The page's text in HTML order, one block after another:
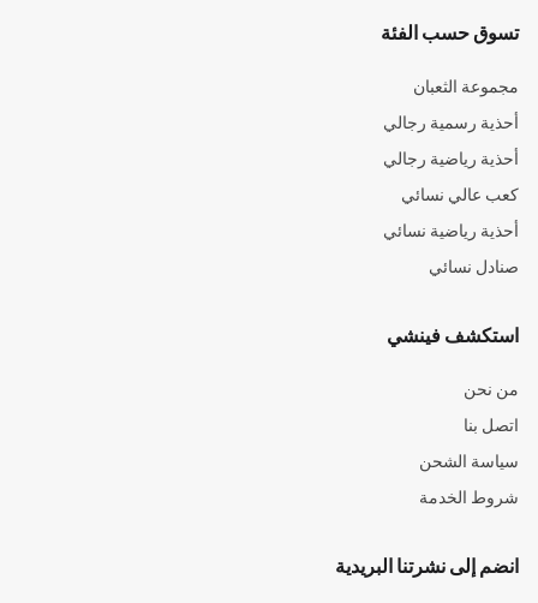
تسوق حسب الفئة
مجموعة الثعبان
أحذية رسمية رجالي
أحذية رياضية رجالي
كعب عالي نسائي
أحذية رياضية نسائي
صنادل نسائي
استكشف فينشي
من نحن
اتصل بنا
سياسة الشحن
شروط الخدمة
انضم إلى نشرتنا البريدية